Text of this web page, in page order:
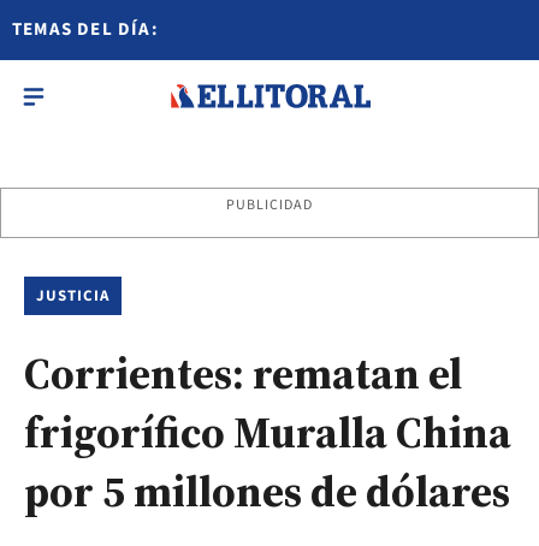
TEMAS DEL DÍA:
PUBLICIDAD
JUSTICIA
Corrientes: rematan el
frigorífico Muralla China
por 5 millones de dólares